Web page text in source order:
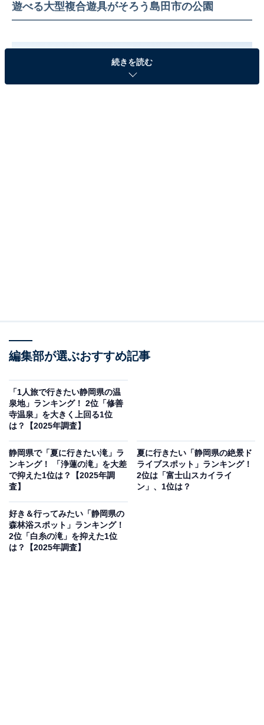
遊べる大型複合遊具がそろう島田市の公園
のあるゴムチップ床に砂場・パネル遊具・小さな滑り
台・ブランコがそろった安心設計。幼児向けの「ミラく
るツリー」は、大きなツリールーフの下に機関車・鉄道
小学生向けの「ビビッとビレッジ」には、島田市の特徴
を取り入れたオリジナルデザインのアイテム・ボルダリ
で登り切ると長いらせんすべり台が待っています。公園
を囲むようにトラック（ランニングコース）と大人向け
の健康器具も設置されているため、親が運動しながら子
続きを読む
編集部が選ぶおすすめ記事
「1人旅で行きたい静岡県の温
泉地」ランキング！ 2位「修善
寺温泉」を大きく上回る1位
は？【2025年調査】
静岡県で「夏に行きたい滝」ラ
ンキング！ 「浄蓮の滝」を大差
で抑えた1位は？【2025年調
査】
夏に行きたい「静岡県の絶景ド
ライブスポット」ランキング！
2位は「富士山スカイライ
ン」、1位は？
好き＆行ってみたい「静岡県の
森林浴スポット」ランキング！
2位「白糸の滝」を抑えた1位
は？【2025年調査】